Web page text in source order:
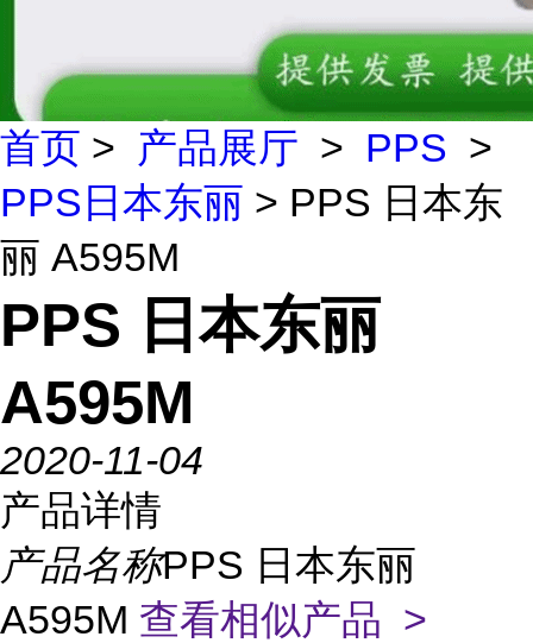
首页 > 产品展厅 > PPS >
PPS日本东丽 > PPS 日本东
丽 A595M
PPS 日本东丽
A595M
2020-11-04
产品详情
产品名称PPS 日本东丽
A595M 查看相似产品 >